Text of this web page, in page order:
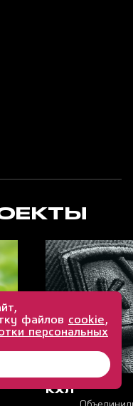
КХЛ
файлов cookie,
персональных